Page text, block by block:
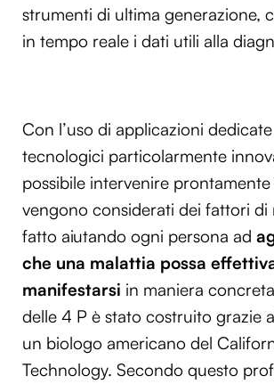
strumenti di ultima generazione,
in tempo reale i dati utili alla
Con l’uso di applicazioni
tecnologici particolarmente
possibile intervenire
vengono considerati dei fattori di
fatto aiutando ogni persona ad
che una malattia possa
manifestarsi in maniera
delle 4 P è stato costruito grazie
un biologo americano del
Technology. Secondo questo